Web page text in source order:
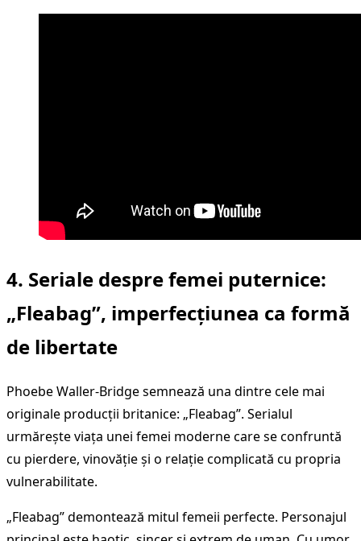
4. Seriale despre femei puternice:
„Fleabag”, imperfecțiunea ca formă
de libertate
Phoebe Waller-Bridge semnează una dintre cele mai
originale producții britanice: „Fleabag”. Serialul
urmărește viața unei femei moderne care se confruntă
cu pierdere, vinovăție și o relație complicată cu propria
vulnerabilitate.
„Fleabag” demontează mitul femeii perfecte. Personajul